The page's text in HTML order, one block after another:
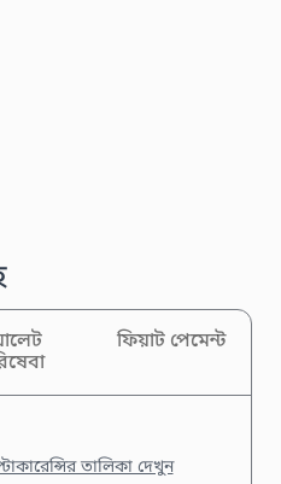
ফিয়াট পেমেন্ট
তালিকা দেখুন